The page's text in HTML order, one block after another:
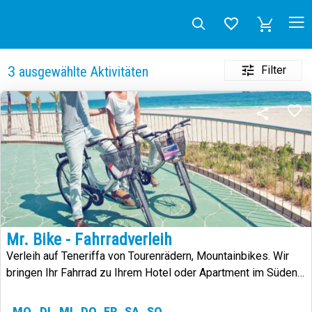
3 ausgewählte Aktivitäten Filter
Mr. Bike - Fahrradverleih
Verleih auf Teneriffa von Tourenrädern, Mountainbikes. Wir
bringen Ihr Fahrrad zu Ihrem Hotel oder Apartment im Süden